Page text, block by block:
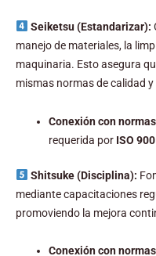
Seiketsu (Estandarizar):
manejo de materiales, la
maquinaria. Esto asegura
mismas normas de calidad
Conexión con
requerida por ISO
Shitsuke (Disciplina):
mediante capacitaciones
promoviendo la mejora
Conexión con